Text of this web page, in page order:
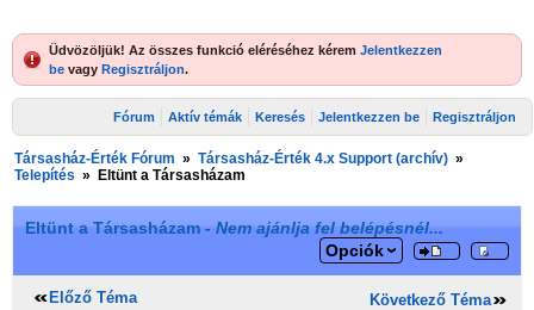
Üdvözöljük! Az összes funkció eléréséhez kérem Jelentkezzen
be vagy Regisztráljon.
Fórum Aktív témák Keresés Jelentkezzen be Regisztráljon
Társasház-Érték Fórum » Társasház-Érték 4.x Support (archív) »
Telepítés » Eltünt a Társasházam
Eltünt a Társasházam - Nem ajánlja fel belépésnél...
Opciók
Előző Téma Következő Téma